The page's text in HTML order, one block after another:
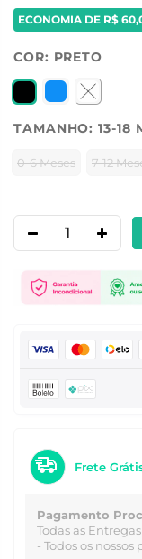
ECONOMIA DE R$
COR: PRETO
TAMANHO:13-18
0-6 Meses 7-12
Frete
Pagamento
Todas as
- Todos os